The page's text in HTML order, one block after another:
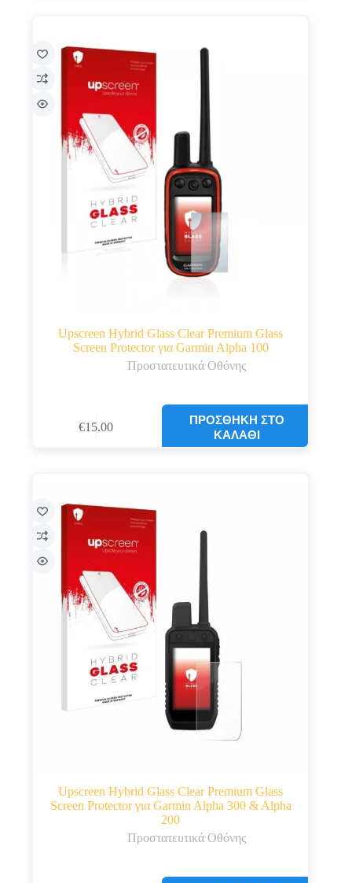
Upscreen Hybrid Glass Clear Premium Glass
Screen Protector για Garmin Alpha 100
Προστατευτικά Οθόνης
€15.00
ΠΡΟΣΘΉΚΗ ΣΤΟ
ΚΑΛΆΘΙ
Upscreen Hybrid Glass Clear Premium Glass
Screen Protector για Garmin Alpha 300 & Alpha
200
Προστατευτικά Οθόνης